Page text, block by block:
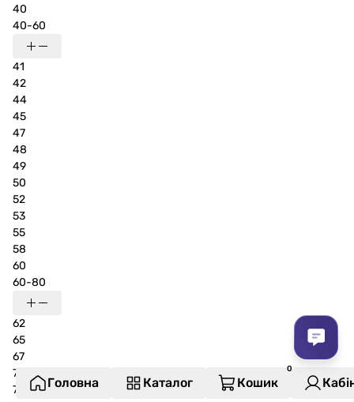
40
40-60
41
42
44
45
47
48
49
50
52
53
55
58
60
60-80
62
65
67
70
73
Головна Каталог Кошик